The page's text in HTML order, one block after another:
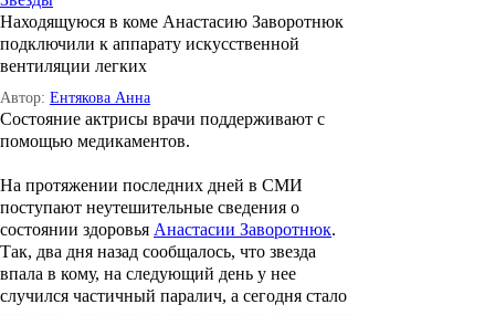
Находящуюся в коме Анастасию Заворотнюк
подключили к аппарату искусственной
вентиляции легких
Автор: Ентякова Анна
Состояние актрисы врачи поддерживают с
помощью медикаментов.
На протяжении последних дней в СМИ
поступают неутешительные сведения о
состоянии здоровья Анастасии Заворотнюк.
Так, два дня назад сообщалось, что звезда
впала в кому, на следующий день у нее
случился частичный паралич, а сегодня стало